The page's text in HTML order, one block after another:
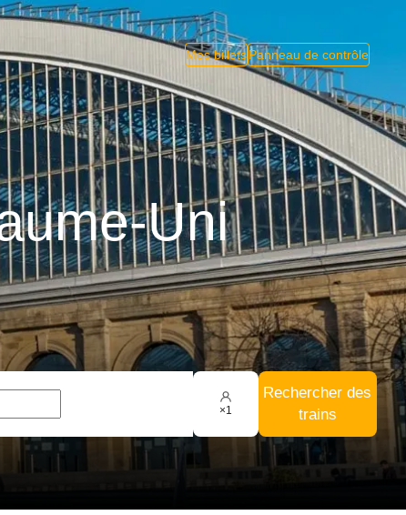
Mes billetsPanneau de contrôle
Uni
×1
Rechercher des
trains